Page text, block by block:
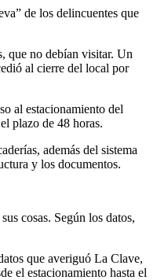
de los delincuentes que
que no debían visitar. Un
al cierre del local por
al estacionamiento del
plazo de 48 horas.
además del sistema
y los documentos.
cosas. Según los datos,
que averiguó La Clave,
el estacionamiento hasta el